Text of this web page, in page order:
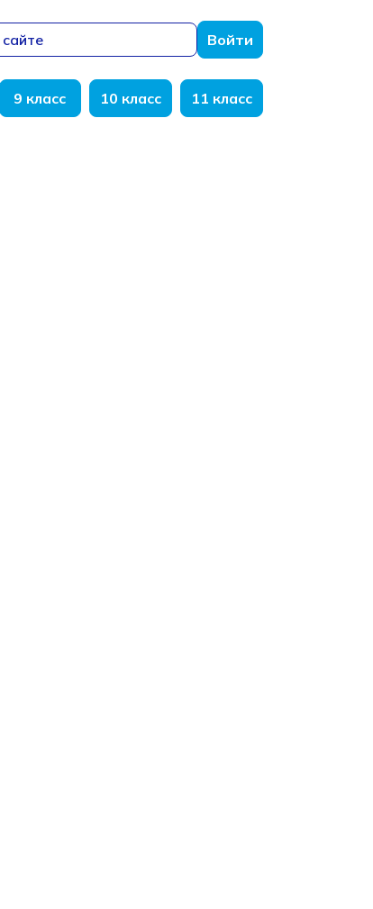
Войти
9 класс 10 класс 11 класс